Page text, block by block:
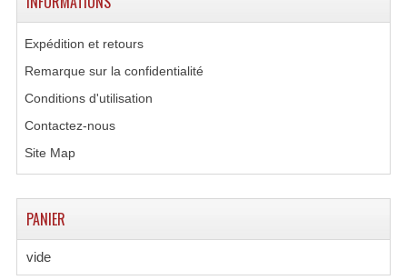
Haut-Parleurs Moteurs Tweeters Filtres
Filtres Passifs
Haut-Parleurs Amplis Guitare
Moteurs Pavillons Pour Enceinte
Expédition et retours
Remarque sur la confidentialité
Conditions d'utilisation
Contactez-nous
Site Map
PANIER
vide